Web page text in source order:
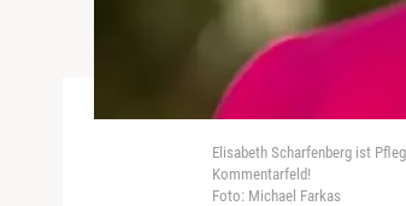
Elisabeth Scharfenberg ist
Kommentarfeld!
Foto: Michael Farkas